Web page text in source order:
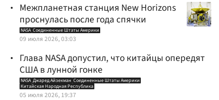
Межпланетная станция New Horizons
проснулась после года спячки
NASA Соединенные Штаты Америки
09 июля 2026, 03:03
Глава NASA допустил, что китайцы опередят
США в лунной гонке
NASA Джаред Айзекман Соединенные Штаты Америки
Китайская Народная Республика
05 июля 2026, 19:37